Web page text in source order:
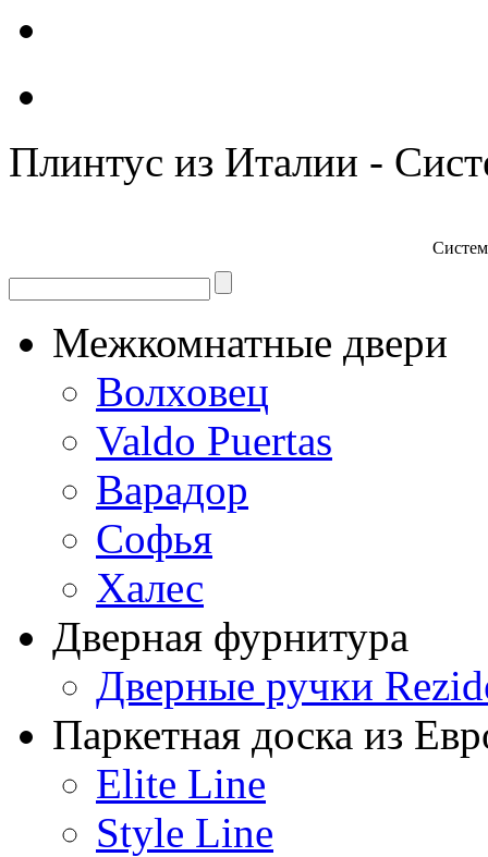
Плинтус из Италии -
Межкомнатные двери
Волховец
Valdo Puertas
Варадор
Софья
Халес
Дверная фурнитура
Дверные ручки
Паркетная доска из
Elite Line
Style Line